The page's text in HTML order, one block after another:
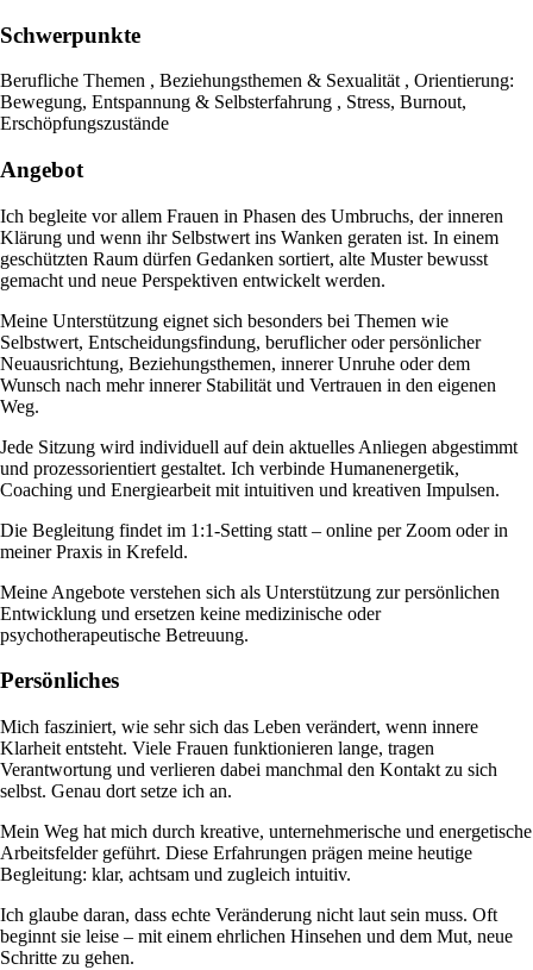
Schwerpunkte
Berufliche Themen , Beziehungsthemen & Sexualität , Orientierung:
Bewegung, Entspannung & Selbsterfahrung , Stress, Burnout,
Erschöpfungszustände
Angebot
Ich begleite vor allem Frauen in Phasen des Umbruchs, der inneren
Klärung und wenn ihr Selbstwert ins Wanken geraten ist. In einem
geschützten Raum dürfen Gedanken sortiert, alte Muster bewusst
gemacht und neue Perspektiven entwickelt werden.
Meine Unterstützung eignet sich besonders bei Themen wie
Selbstwert, Entscheidungsfindung, beruflicher oder persönlicher
Neuausrichtung, Beziehungsthemen, innerer Unruhe oder dem
Wunsch nach mehr innerer Stabilität und Vertrauen in den eigenen
Weg.
Jede Sitzung wird individuell auf dein aktuelles Anliegen abgestimmt
und prozessorientiert gestaltet. Ich verbinde Humanenergetik,
Coaching und Energiearbeit mit intuitiven und kreativen Impulsen.
Die Begleitung findet im 1:1-Setting statt – online per Zoom oder in
meiner Praxis in Krefeld.
Meine Angebote verstehen sich als Unterstützung zur persönlichen
Entwicklung und ersetzen keine medizinische oder
psychotherapeutische Betreuung.
Persönliches
Mich fasziniert, wie sehr sich das Leben verändert, wenn innere
Klarheit entsteht. Viele Frauen funktionieren lange, tragen
Verantwortung und verlieren dabei manchmal den Kontakt zu sich
selbst. Genau dort setze ich an.
Mein Weg hat mich durch kreative, unternehmerische und energetische
Arbeitsfelder geführt. Diese Erfahrungen prägen meine heutige
Begleitung: klar, achtsam und zugleich intuitiv.
Ich glaube daran, dass echte Veränderung nicht laut sein muss. Oft
beginnt sie leise – mit einem ehrlichen Hinsehen und dem Mut, neue
Schritte zu gehen.